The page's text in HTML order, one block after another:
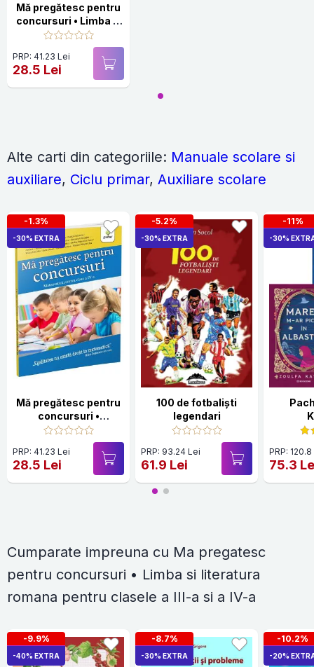
Mă pregătesc pentru
concursuri • Limba și
literatura română
pentru clasele a III-a
și a IV-a
PRP: 41.23 Lei
28.5 Lei
Alte carti din categoriile: Manuale scolare si
auxiliare, Ciclu primar, Auxiliare scolare
-1.3%
-30% EXTRA
Mă pregătesc pentru
concursuri •
Matematica pentru
clasa a IV-a
PRP: 41.23 Lei
28.5 Lei
-5.2%
-30% EXTRA
100 de fotbalişti
legendari
PRP: 93.24 Lei
61.9 Lei
-11%
-30%
PRP:
75.3
Cumparate impreuna cu Ma pregatesc
pentru concursuri • Limba si literatura
romana pentru clasele a III-a si a IV-a
-9.9%
-40% EXTRA
-8.7%
-30% EXTRA
-10.2%
-20%